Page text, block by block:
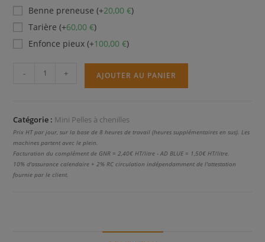
Benne preneuse (+20,00€)
Tarière (+60,00€)
Enfonce pieux (+100,00€)
quantité
- + AJOUTER AU PANIER
Catégorie : Mini Pelles à chenilles
Prix HT par jour, sur la base de 8 heures de travail (heures supplémentaires en sus). Les
machines partent avec le plein.
Facturation du complément de GNR = 2,40€ HT/litre - AD BLUE = 1,50€ HT/litre.
10% d'assurance calendaire + 2% RC circulation indépendamment de l'attestation
fournie par le client.